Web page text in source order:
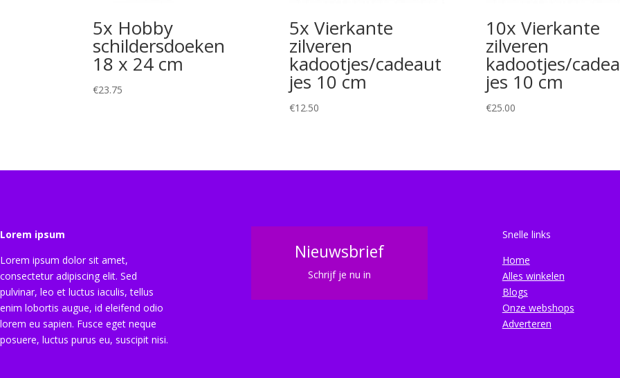
5x Hobby
schildersdoeken
18 x 24 cm
€23.75
5x Vierkante
zilveren
kadootjes/cadeaut
jes 10 cm
€12.50
10x Vierkante
zilveren
kadootjes/
jes 10 cm
€25.00
Lorem ipsum
Lorem ipsum dolor sit amet,
consectetur adipiscing elit. Sed
pulvinar, leo et luctus iaculis, tellus
enim lobortis augue, id eleifend odio
lorem eu sapien. Fusce eget neque
posuere, luctus purus eu, suscipit nisi.
Nieuwsbrief
Schrijf je nu in
Snelle links
Home
Alles winkelen
Blogs
Onze webshops
Adverteren